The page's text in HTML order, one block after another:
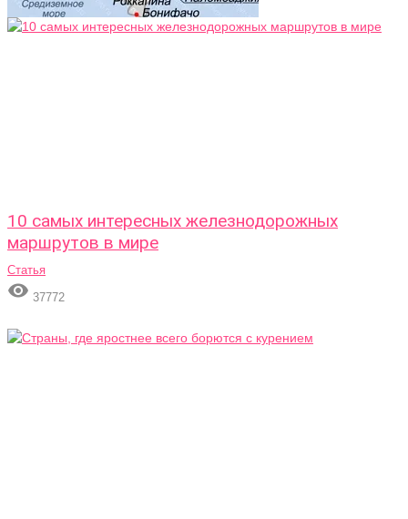
10 самых интересных железнодорожных
маршрутов в мире
Статья
 37772